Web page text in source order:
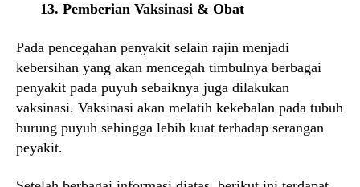
13. Pemberian Vaksinasi & Obat
Pada pencegahan penyakit selain rajin menjadi
kebersihan yang akan mencegah timbulnya berbagai
penyakit pada puyuh sebaiknya juga dilakukan
vaksinasi. Vaksinasi akan melatih kekebalan pada tubuh
burung puyuh sehingga lebih kuat terhadap serangan
peyakit.